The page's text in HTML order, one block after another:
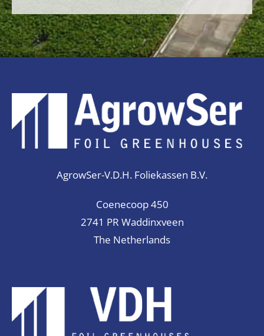
AgrowSer-V.D.H. Foliekassen B.V.
Coenecoop 450
2741 PR Waddinxveen
The Netherlands